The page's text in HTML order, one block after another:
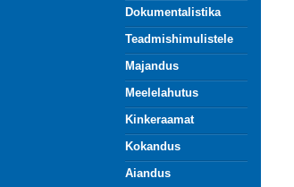
Dokumentalistika
Teadmishimulistele
Majandus
Meelelahutus
Kinkeraamat
Kokandus
Aiandus